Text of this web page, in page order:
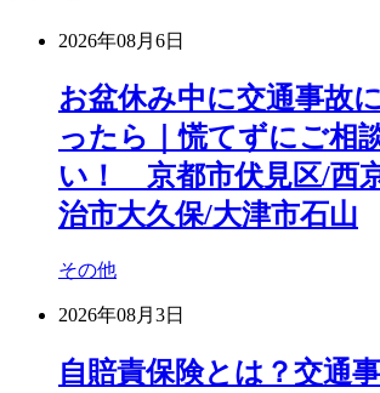
2026年08月6日
お盆休み中に交通事故
ったら｜慌てずにご相
い！ 京都市伏見区/西
治市大久保/大津市石山
その他
2026年08月3日
自賠責保険とは？交通